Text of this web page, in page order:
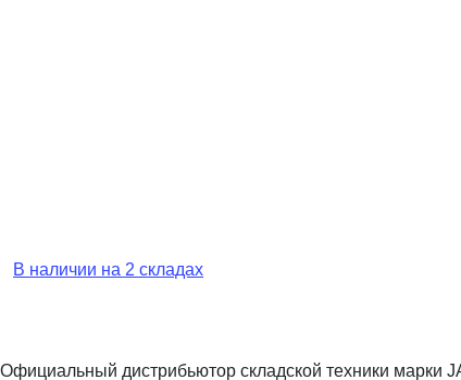
В наличии на 2 складах
Официальный дистрибьютор складской техники марки